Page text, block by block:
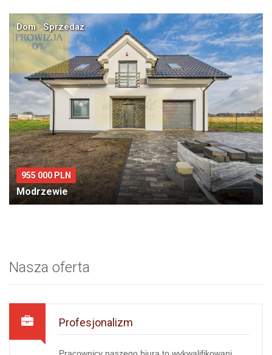
Dom · Sprzedaż
955 000 PLN
Modrzewie
Nasza oferta
Profesjonalizm
Pracownicy naszego biura to wykwalifikowani